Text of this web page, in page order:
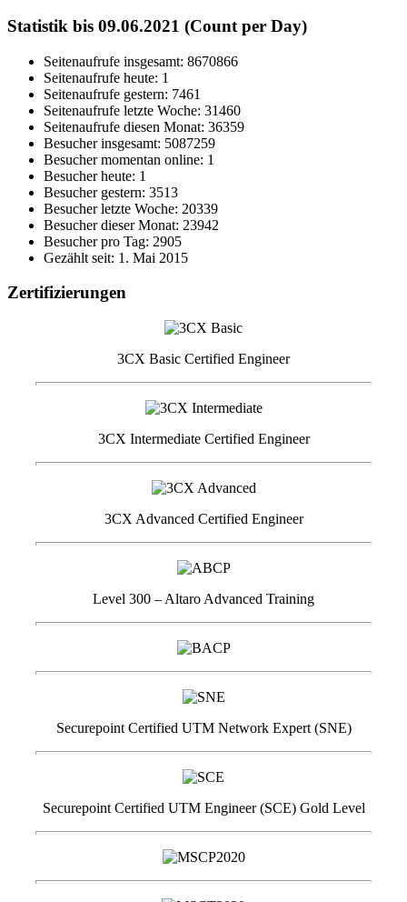
Statistik bis 09.06.2021 (Count per Day)
Seitenaufrufe insgesamt: 8670866
Seitenaufrufe heute: 1
Seitenaufrufe gestern: 7461
Seitenaufrufe letzte Woche: 31460
Seitenaufrufe diesen Monat: 36359
Besucher insgesamt: 5087259
Besucher momentan online: 1
Besucher heute: 1
Besucher gestern: 3513
Besucher letzte Woche: 20339
Besucher dieser Monat: 23942
Besucher pro Tag: 2905
Gezählt seit: 1. Mai 2015
Zertifizierungen
3CX Basic Certified Engineer
3CX Intermediate Certified Engineer
3CX Advanced Certified Engineer
Level 300 – Altaro Advanced Training
Securepoint Certified UTM Network Expert (SNE)
Securepoint Certified UTM Engineer (SCE) Gold Level